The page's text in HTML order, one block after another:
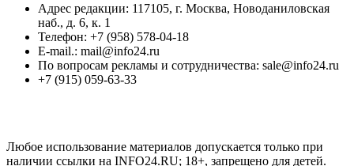
Адрес редакции: 117105, г. Москва, Новоданиловская
наб., д. 6, к. 1
Телефон: +7 (958) 578-04-18
E-mail.: mail@info24.ru
По вопросам рекламы и сотрудничества: sale@info24.ru
+7 (915) 059-63-33
Любое использование материалов допускается только при
наличии ссылки на INFO24.RU; 18+, запрещено для детей.